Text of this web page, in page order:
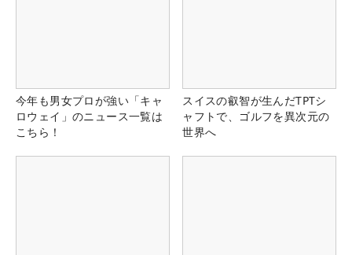
今年も男女プロが強い「キャ
ロウェイ」のニュース一覧は
こちら！
スイスの叡智が生んだTPTシ
ャフトで、ゴルフを異次元の
世界へ